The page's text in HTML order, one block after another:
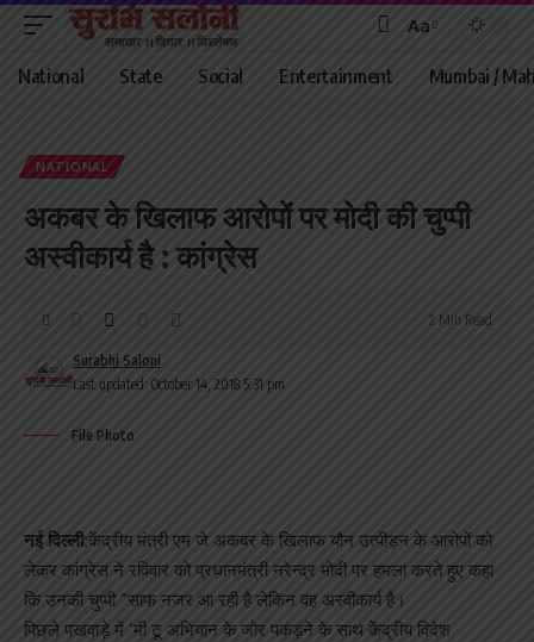
Font
Resizer
Aa
National State Social Entertainment Mumbai /
NATIONAL
अकबर के खिलाफ आरोपों पर मोदी की चुप्पी
अस्वीकार्य है : कांग्रेस
Last updated: October 14, 2018 5:31 pm
Surabhi Saloni
2 Min Read
File Photo
नई दिल्ली:केंद्रीय मंत्री एम जे अकबर के खिलाफ यौन उत्पीड़न के आरोपों को
लेकर कांग्रेस ने रविवार को प्रधानमंत्री नरेन्द्र मोदी पर हमला करते हुए कहा
कि उनकी चुप्पी ”साफ नजर आ रही है लेकिन वह अस्वीकार्य है।
पिछले पखवाड़े में ‘मी टू अभियान के जोर पकड़ने के साथ केंद्रीय विदेश